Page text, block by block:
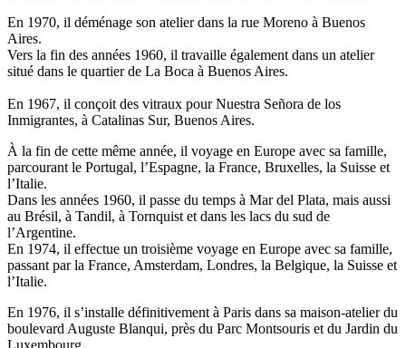
En 1970, il déménage son atelier dans la rue Moreno à Buenos
Aires.
Vers la fin des années 1960, il travaille également dans un atelier
situé dans le quartier de La Boca à Buenos Aires.
En 1967, il conçoit des vitraux pour Nuestra Señora de los
Inmigrantes, à Catalinas Sur, Buenos Aires.
À la fin de cette même année, il voyage en Europe avec sa famille,
parcourant le Portugal, l’Espagne, la France, Bruxelles, la Suisse et
l’Italie.
Dans les années 1960, il passe du temps à Mar del Plata, mais aussi
au Brésil, à Tandil, à Tornquist et dans les lacs du sud de
l’Argentine.
En 1974, il effectue un troisième voyage en Europe avec sa famille,
passant par la France, Amsterdam, Londres, la Belgique, la Suisse et
l’Italie.
En 1976, il s’installe définitivement à Paris dans sa maison-atelier du
boulevard Auguste Blanqui, près du Parc Montsouris et du Jardin du
Luxembourg.